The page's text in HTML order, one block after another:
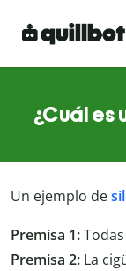
¿Cuál es
Un ejemplo de
Premisa 1:
Premisa 2: La